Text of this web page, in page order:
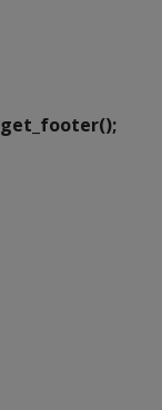
get_footer();